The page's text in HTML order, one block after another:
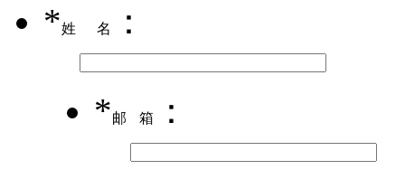
*姓名 ：
*邮箱 ：